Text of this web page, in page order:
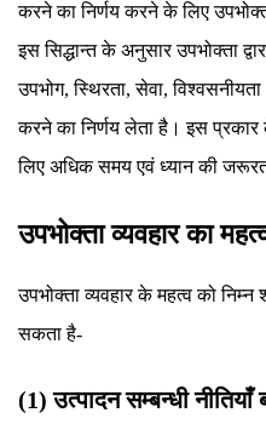
करने का निर्णय करने के लिए
इस सिद्धान्त के अनुसार उपभोक्ता
उपभोग, स्थिरता, सेवा,
करने का निर्णय लेता है। इस प्रकार
लिए अधिक समय एवं ध्यान की जरूरत
उपभोक्ता व्यवहार का
उपभोक्ता व्यवहार के महत्व को निम्न
सकता है-
(1) उत्पादन सम्बन्धी